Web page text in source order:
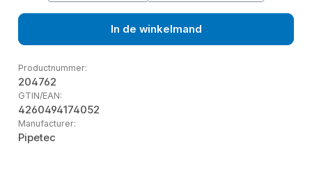
In de winkelmand
Productnummer:
204762
GTIN/EAN:
4260494174052
Manufacturer:
Pipetec